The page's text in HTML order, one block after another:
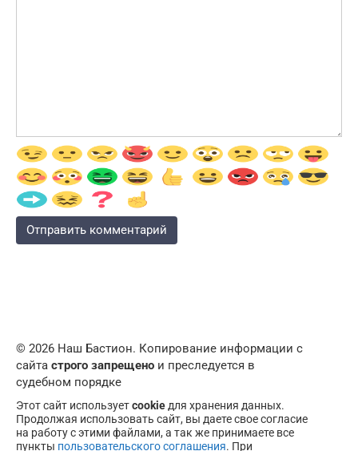
© 2026 Наш Бастион. Копирование информации с
сайта строго запрещено и преследуется в
судебном порядке
Этот сайт используетcookieдля хранения данных.
Продолжая использовать сайт, вы даете свое согласие
на работу с этими файлами, а так же принимаете все
пункты пользовательского соглашения. При